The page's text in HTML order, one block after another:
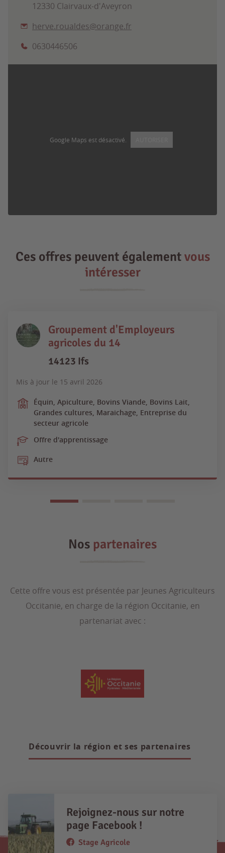
12330 Clairvaux-d'Aveyron
herve.roualdes@orange.fr
0630446506
Google Maps est désactivé.
Ces offres peuvent égalementvous
intéresser
Groupement d'Employeurs
agricoles du 14
14123 Ifs
Mis à jour le 15 avril 2026
Équin, Apiculture, Bovins Viande, Bovins Lait,
Grandes cultures, Maraichage, Entreprise du
secteur agricole
Offre d'apprentissage
Autre
Nos partenaires
Cette offre vous est présentée par Jeunes Agriculteurs
Occitanie, en charge de la région Occitanie, en
partenariat avec :
Découvrir la région et ses partenaires
Rejoignez-nous sur notre
page Facebook !
Stage Agricole